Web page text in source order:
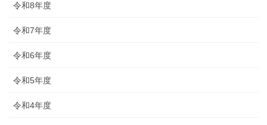
令和8年度
令和7年度
令和6年度
令和5年度
令和4年度